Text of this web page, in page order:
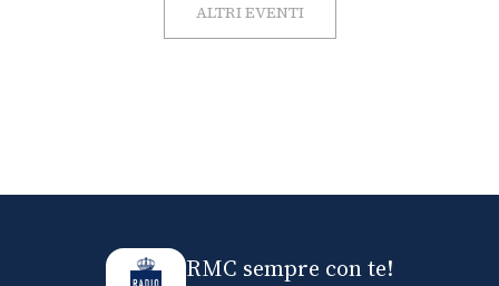
ALTRI EVENTI
RMC sempre con te!